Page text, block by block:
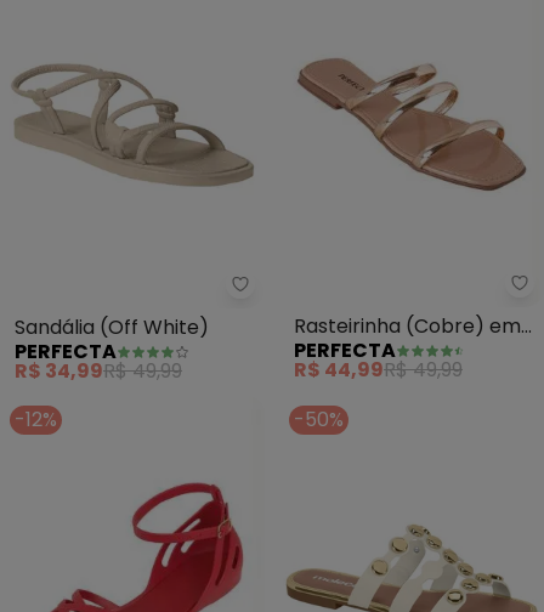
Perfecta - Sandália (Off White)
Sandália (Off White)
PERFECTA
R$ 34,99R$ 49,99
Rasteirinha (Cobre) em
Sintético Metalizado
PERFECTA
R$ 44,99R$ 49,99
-12%
-50%